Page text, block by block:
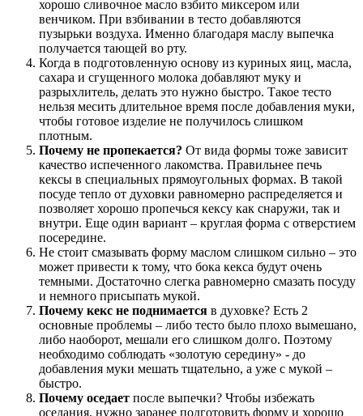
хорошо сливочное масло взбито миксером или
венчиком. При взбивании в тесто добавляются
пузырьки воздуха. Именно благодаря маслу выпечка
получается тающей во рту.
Когда в подготовленную основу из куриных яиц, масла,
сахара и сгущенного молока добавляют муку и
разрыхлитель, делать это нужно быстро. Такое тесто
нельзя месить длительное время после добавления муки,
чтобы готовое изделие не получилось слишком
плотным.
Почему не пропекается? От вида формы тоже зависит
качество испеченного лакомства. Правильнее печь
кексы в специальных прямоугольных формах. В такой
посуде тепло от духовки равномерно распределяется и
позволяет хорошо пропечься кексу как снаружи, так и
внутри. Еще один вариант – круглая форма с отверстием
посередине.
Не стоит смазывать форму маслом слишком сильно – это
может привести к тому, что бока кекса будут очень
темными. Достаточно слегка равномерно смазать посуду
и немного присыпать мукой.
Почему кекс не поднимается в духовке? Есть 2
основные проблемы – либо тесто было плохо вымешано,
либо наоборот, мешали его слишком долго. Поэтому
необходимо соблюдать «золотую середину» - до
добавления муки мешать тщательно, а уже с мукой –
быстро.
Почему оседает после выпечки? Чтобы избежать
оседания, нужно заранее подготовить форму и хорошо